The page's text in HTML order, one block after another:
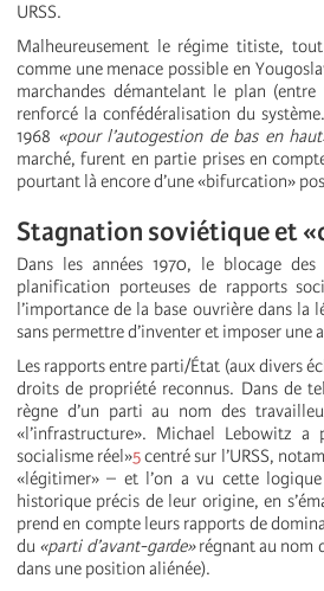
URSS.
Malheureusement le régime titiste,
comme une menace possible en
marchandes démantelant le plan
renforcé la confédéralisation du
1968 «pour l’autogestion de bas en
marché, furent en partie prises en
pourtant là encore d’une «bifurcation»
Stagnation soviétique et
Dans les années 1970, le blocage
planification porteuses de rapports
l’importance de la base ouvrière dans
sans permettre d’inventer et imposer une
Les rapports entre parti/État (aux divers
droits de propriété reconnus. Dans de
règne d’un parti au nom des
«l’infrastructure». Michael Lebowitz
socialisme réel»5centré sur l’URSS,
«légitimer» – et l’on a vu cette
historique précis de leur origine, en
prend en compte leurs rapports de
du «parti d’avant-garde»régnant au nom
dans une position aliénée).